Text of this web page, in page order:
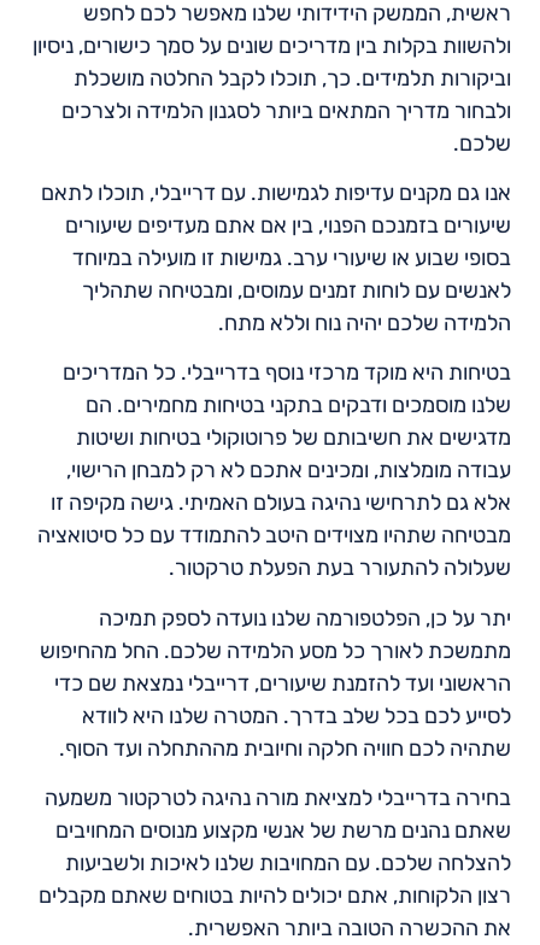
ראשית, הממשק הידידותי שלנו מאפשר לכם לחפש
ולהשוות בקלות בין מדריכים שונים על סמך כישורים, ניסיון
וביקורות תלמידים. כך, תוכלו לקבל החלטה מושכלת
ולבחור מדריך המתאים ביותר לסגנון הלמידה ולצרכים
שלכם.
אנו גם מקנים עדיפות לגמישות. עם דרייבלי, תוכלו לתאם
שיעורים בזמנכם הפנוי, בין אם אתם מעדיפים שיעורים
בסופי שבוע או שיעורי ערב. גמישות זו מועילה במיוחד
לאנשים עם לוחות זמנים עמוסים, ומבטיחה שתהליך
הלמידה שלכם יהיה נוח וללא מתח.
בטיחות היא מוקד מרכזי נוסף בדרייבלי. כל המדריכים
שלנו מוסמכים ודבקים בתקני בטיחות מחמירים. הם
מדגישים את חשיבותם של פרוטוקולי בטיחות ושיטות
עבודה מומלצות, ומכינים אתכם לא רק למבחן הרישוי,
אלא גם לתרחישי נהיגה בעולם האמיתי. גישה מקיפה זו
מבטיחה שתהיו מצוידים היטב להתמודד עם כל סיטואציה
שעלולה להתעורר בעת הפעלת טרקטור.
יתר על כן, הפלטפורמה שלנו נועדה לספק תמיכה
מתמשכת לאורך כל מסע הלמידה שלכם. החל מהחיפוש
הראשוני ועד להזמנת שיעורים, דרייבלי נמצאת שם כדי
לסייע לכם בכל שלב בדרך. המטרה שלנו היא לוודא
שתהיה לכם חוויה חלקה וחיובית מההתחלה ועד הסוף.
בחירה בדרייבלי למציאת מורה נהיגה לטרקטור משמעה
שאתם נהנים מרשת של אנשי מקצוע מנוסים המחויבים
להצלחה שלכם. עם המחויבות שלנו לאיכות ולשביעות
רצון הלקוחות, אתם יכולים להיות בטוחים שאתם מקבלים
את ההכשרה הטובה ביותר האפשרית.